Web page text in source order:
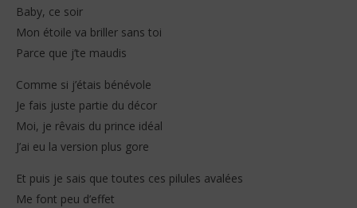
Baby, ce soir
Mon étoile va briller sans toi
Parce que j’te maudis
Comme si j’étais bénévole
Je fais juste partie du décor
Moi, je rêvais du prince idéal
J’ai eu la version plus gore
Et puis je sais que toutes ces pilules avalées
Me font peu d’effet